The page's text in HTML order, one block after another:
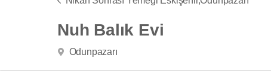
Nuh Balık Evi
Odunpazarı